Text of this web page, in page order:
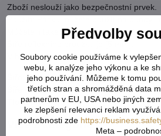
Zboží neslouží jako bezpečnostní prvek.
Můžete ji také nosit přes paži, stačí,
Šíře reflexního proužku je [5 mm].
V balení 10 m a 50 m může být prostřih.
15 mm
Šíře reflexního pruhu:5 mm
Tloušťka:0,35 mm
Více z kategorie
Předvolby
Soubory cookie používáme k
webu, k analýze jeho výkonu a ke
jeho používání. Můžeme k tomu
třetích stran a shromážděná data
partnerům v EU, USA nebo jiných
ke zlepšení relevanci reklam
podrobnosti zde https://
Meta –